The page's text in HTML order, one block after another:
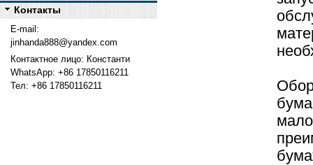
Контакты
E-mail:
jinhanda888@yandex.com
Контактное лицо: Константи
WhatsApp: +86 17850116211
Тел: +86 17850116211